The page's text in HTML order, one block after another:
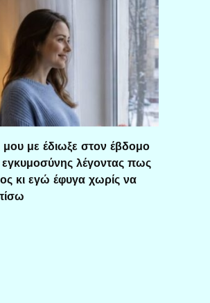
με έδιωξε στον έβδομο
λέγοντας πως
κι εγώ έφυγα χωρίς να